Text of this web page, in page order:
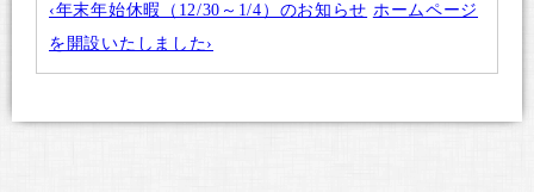
‹年末年始休暇（12/30～1/4）のお知らせ ホームページ
を開設いたしました›